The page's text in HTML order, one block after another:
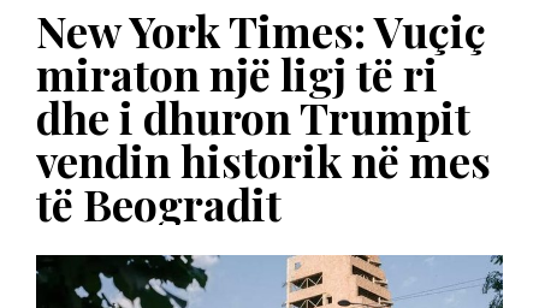
New York Times: Vuçiç
miraton një ligj të ri
dhe i dhuron Trumpit
vendin historik në mes
të Beogradit